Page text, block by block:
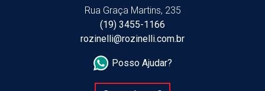
Rua Graça Martins, 235
(19) 3455-1166
rozinelli@rozinelli.com.br
Posso Ajudar?